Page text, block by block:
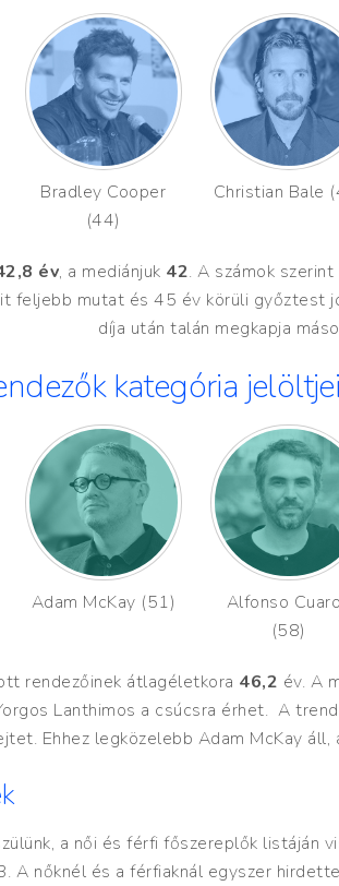
Bradley Cooper
(44)
Christian Bale
év, a mediánjuk 42. A számok
feljebb mutat és 45 év körüli győztest
díja után talán megkapja
kategória
Adam McKay (51)
Alfonso
(58)
rendezőinek átlagéletkora 46,2 év. A
Lanthimos a csúcsra érhet. A
Ehhez legközelebb Adam McKay
a női és férfi főszereplők listáján
A nőknél és a férfiaknál egyszer